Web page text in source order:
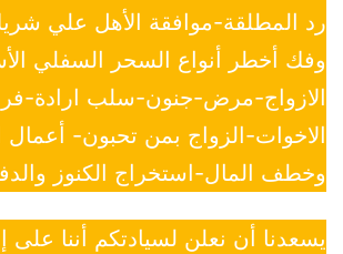
رد المطلقة-موافقة الأهل علي
وفك أخطر أنواع السحر السفلي
الازواج-مرض-جنون-سلب ارادة-
الاخوات-الزواج بمن تحبون- أعمال
وخطف المال-استخراج الكنوز
يسعدنا أن نعلن لسيادتكم أننا على